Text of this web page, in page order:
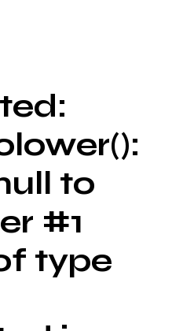
to
#1
type